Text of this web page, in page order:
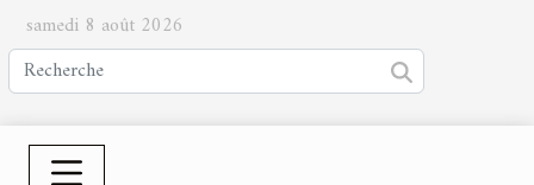
samedi 8 août 2026